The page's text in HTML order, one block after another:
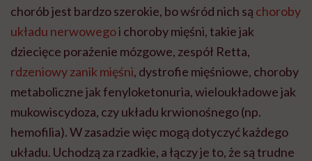
chorób jest bardzo szerokie, bo wśród nich są choroby
układu nerwowegoi choroby mięśni, takie jak
dziecięce porażenie mózgowe, zespół Retta,
rdzeniowy zanik mięśni, dystrofie mięśniowe, choroby
metaboliczne jak fenyloketonuria, wieloukładowe jak
mukowiscydoza, czy układu krwionośnego (np.
hemofilia). W zasadzie więc mogą dotyczyć każdego
układu. Uchodzą za rzadkie, a łączy je to, że są trudne